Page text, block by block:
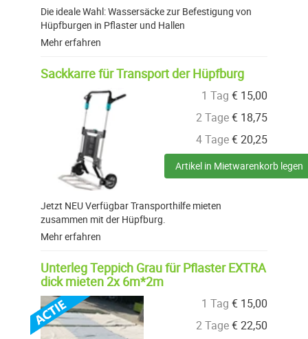
Die ideale Wahl: Wassersäcke zur Befestigung von
Hüpfburgen in Pflaster und Hallen
Mehr erfahren
Sackkarre für Transport der Hüpfburg
1 Tag € 15,00
2 Tage€ 18,75
4 Tage€20,25
Artikel in Mietwarenkorb legen
Jetzt NEU Verfügbar Transporthilfe mieten
zusammen mit der Hüpfburg.
Mehr erfahren
Unterleg Teppich Grau für Pflaster EXTRA
dick mieten 2x 6m*2m
1 Tag € 15,00
2 Tage€22,50